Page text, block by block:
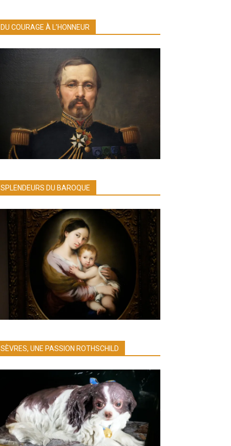
DU COURAGE À L’HONNEUR
SPLENDEURS DU BAROQUE
SÈVRES, UNE PASSION ROTHSCHILD